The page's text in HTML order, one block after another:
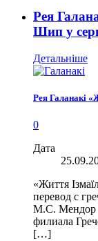
Рея
Шип у
Детальніше
Рея Галанакі
0
Дата
«Життя
перевод с
М.С. Мендор
филиала
[…]